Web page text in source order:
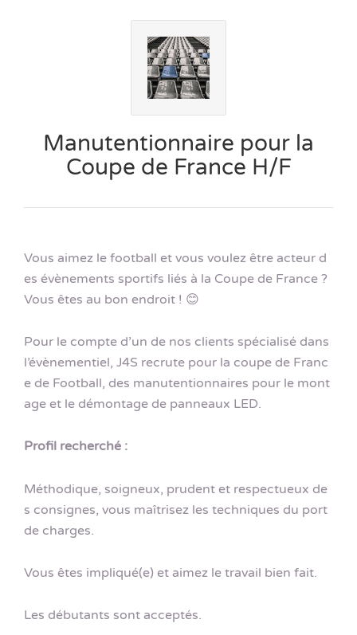
Manutentionnaire pour la
Coupe de France H/F
Vous aimez le football et vous voulez être acteur d
es évènements sportifs liés à la Coupe de France ?
Vous êtes au bon endroit ! 😊
Pour le compte d’un de nos clients spécialisé dans
l’évènementiel, J4S recrute pour la coupe de Franc
e de Football, des manutentionnaires pour le mont
age et le démontage de panneaux LED.
Profil recherché :
Méthodique, soigneux, prudent et respectueux de
s consignes, vous maîtrisez les techniques du port
de charges.
Vous êtes impliqué(e) et aimez le travail bien fait.
Les débutants sont acceptés.